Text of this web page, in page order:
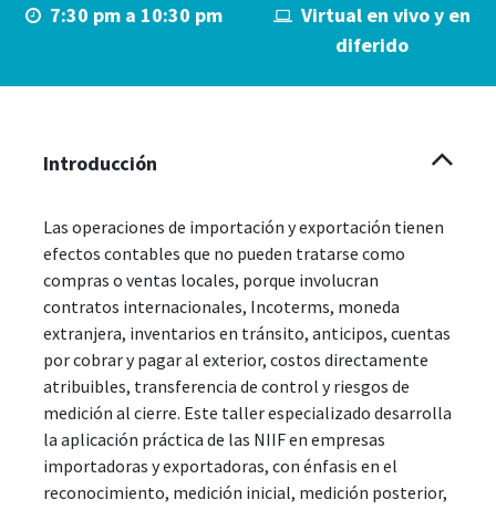
7:30 pm a 10:30 pm
Virtual en vivo y en
diferido
Introducción
Las operaciones de importación y exportación tienen
efectos contables que no pueden tratarse como
compras o ventas locales, porque involucran
contratos internacionales, Incoterms, moneda
extranjera, inventarios en tránsito, anticipos, cuentas
por cobrar y pagar al exterior, costos directamente
atribuibles, transferencia de control y riesgos de
medición al cierre. Este taller especializado desarrolla
la aplicación práctica de las NIIF en empresas
importadoras y exportadoras, con énfasis en el
reconocimiento, medición inicial, medición posterior,